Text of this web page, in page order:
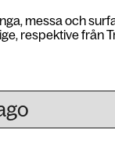
messa och
respektive från